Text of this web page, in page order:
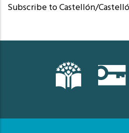
Subscribe to Castellón/Castelló